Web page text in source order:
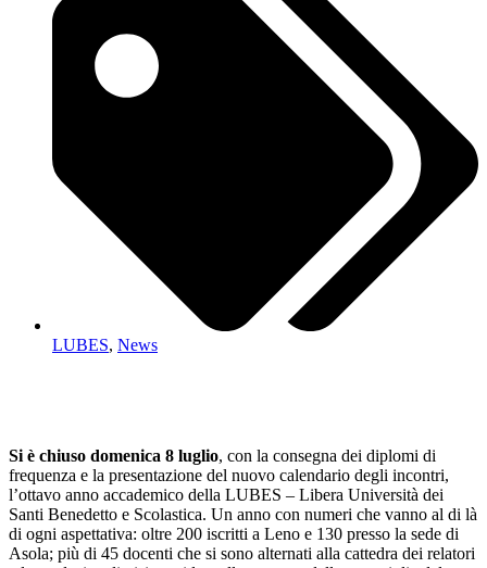
LUBES, News
Si è chiuso domenica 8 luglio, con la consegna dei diplomi di
frequenza e la presentazione del nuovo calendario degli incontri,
l’ottavo anno accademico della LUBES – Libera Università dei
Santi Benedetto e Scolastica. Un anno con numeri che vanno al di là
di ogni aspettativa: oltre 200 iscritti a Leno e 130 presso la sede di
Asola; più di 45 docenti che si sono alternati alla cattedra dei relatori